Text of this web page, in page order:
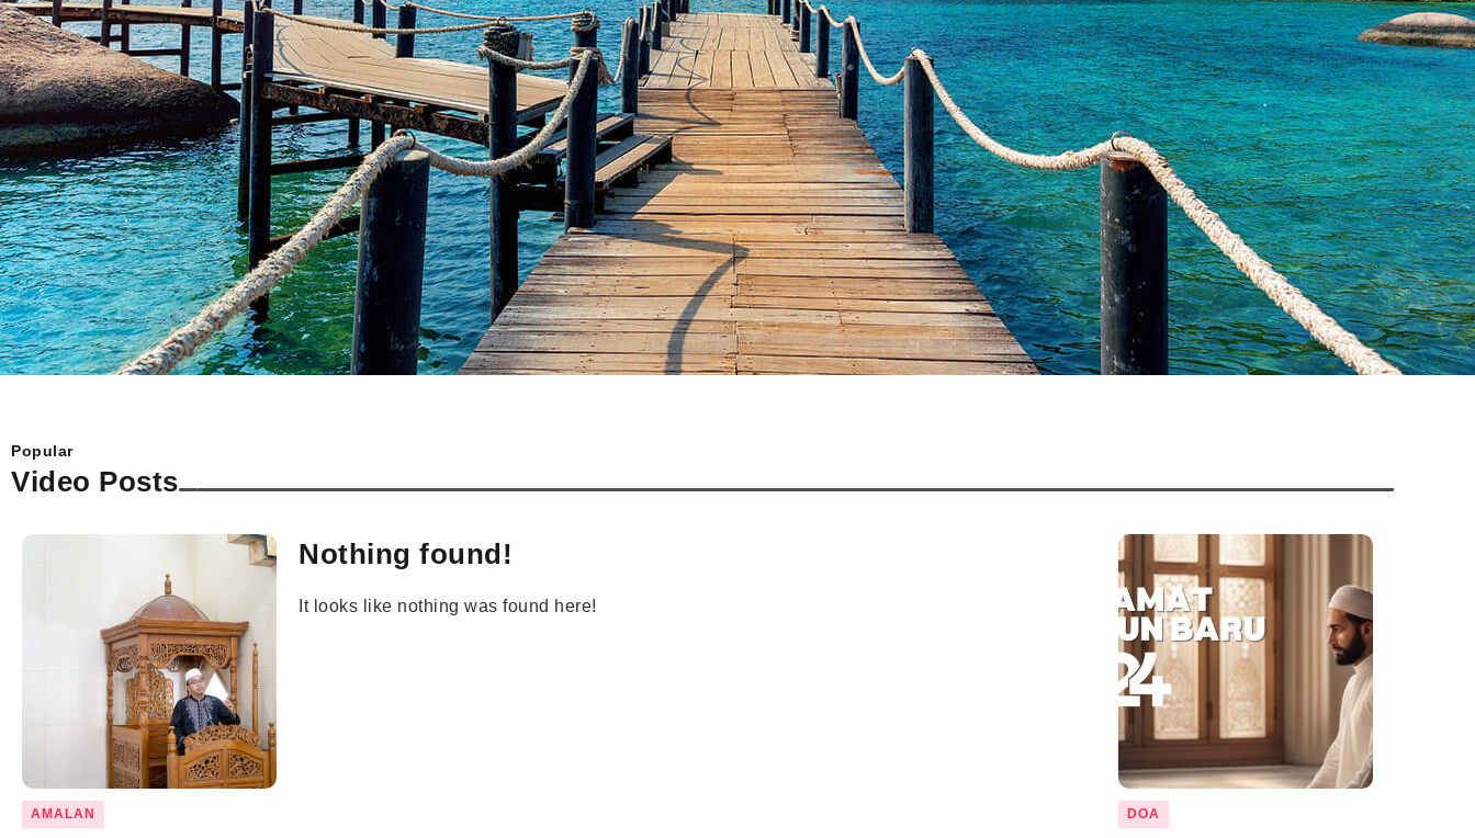
Feqah adalah ilmu yang mempelajari hukum-hukum syariah Islam yang harus dijalankan
oleh seorang...
Video Posts
Popular
AMALAN
Nothing found!
It looks like nothing was found here!
DOA